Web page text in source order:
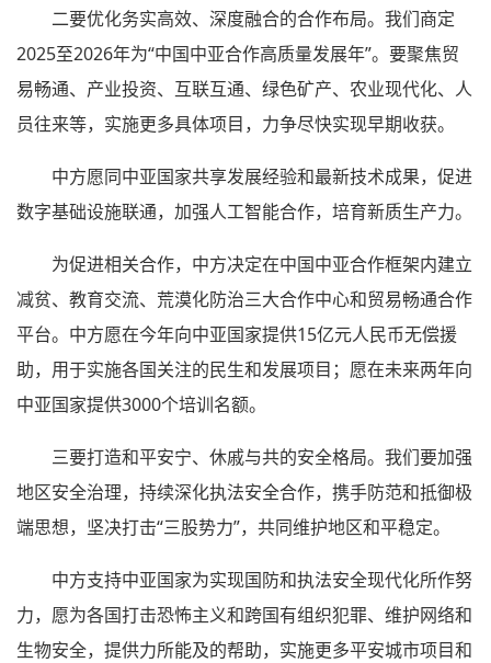
二要优化务实高效、深度融合的合作布局。我们商定
2025至2026年为“中国中亚合作高质量发展年”。要聚焦贸
易畅通、产业投资、互联互通、绿色矿产、农业现代化、人
员往来等，实施更多具体项目，力争尽快实现早期收获。
中方愿同中亚国家共享发展经验和最新技术成果，促进
数字基础设施联通，加强人工智能合作，培育新质生产力。
为促进相关合作，中方决定在中国中亚合作框架内建立
减贫、教育交流、荒漠化防治三大合作中心和贸易畅通合作
平台。中方愿在今年向中亚国家提供15亿元人民币无偿援
助，用于实施各国关注的民生和发展项目；愿在未来两年向
中亚国家提供3000个培训名额。
三要打造和平安宁、休戚与共的安全格局。我们要加强
地区安全治理，持续深化执法安全合作，携手防范和抵御极
端思想，坚决打击“三股势力”，共同维护地区和平稳定。
中方支持中亚国家为实现国防和执法安全现代化所作努
力，愿为各国打击恐怖主义和跨国有组织犯罪、维护网络和
生物安全，提供力所能及的帮助，实施更多平安城市项目和